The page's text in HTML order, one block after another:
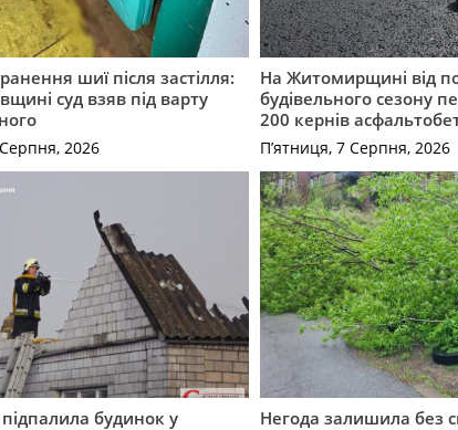
шиї після застілля:
суд взяв під варту
2026
На Житомирщині від
будівельного сезону
200 кернів
П’ятниця, 7 Серпня, 2026
будинок у
Негода залишила без